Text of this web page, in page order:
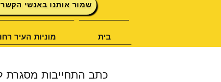
שמור אותנו באנשי
בית מוניות העיר
כתב התחייבות מסגרת